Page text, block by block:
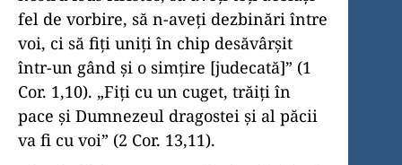
fel de vorbire, să n-aveţi dezbinări între
voi, ci să fiţi uniţi în chip desăvârşit
într-un gând şi o simţire [judecată]” (1
Cor. 1,10). „Fiţi cu un cuget, trăiţi în
pace şi Dumnezeul dragostei şi al păcii
va fi cu voi” (2 Cor. 13,11).